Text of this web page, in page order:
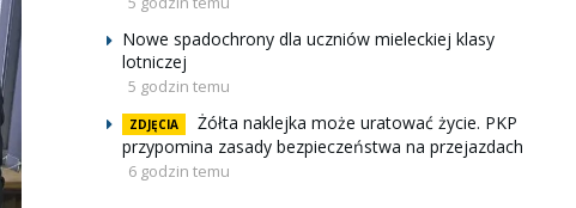
Nowe spadochrony dla uczniów mieleckiej klasy
lotniczej
5 godzin temu
ZDJĘCIA
Żółta naklejka może uratować życie. PKP
przypomina zasady bezpieczeństwa na przejazdach
6 godzin temu